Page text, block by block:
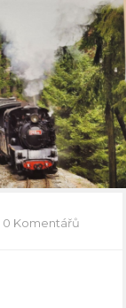
0 Komentářů